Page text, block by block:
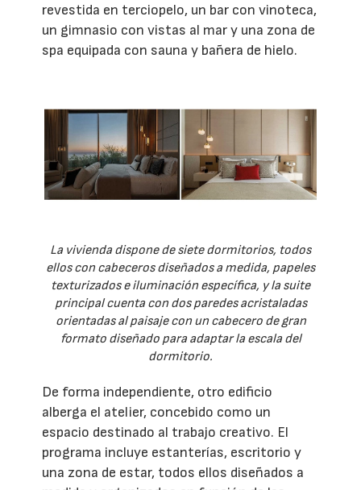
revestida en terciopelo, un bar con vinoteca,
un gimnasio con vistas al mar y una zona de
spa equipada con sauna y bañera de hielo.
La vivienda dispone de siete dormitorios, todos
ellos con cabeceros diseñados a medida, papeles
texturizados e iluminación específica, y la suite
principal cuenta con dos paredes acristaladas
orientadas al paisaje con un cabecero de gran
formato diseñado para adaptar la escala del
dormitorio.
De forma independiente, otro edificio
alberga el atelier, concebido como un
espacio destinado al trabajo creativo. El
programa incluye estanterías, escritorio y
una zona de estar, todos ellos diseñados a